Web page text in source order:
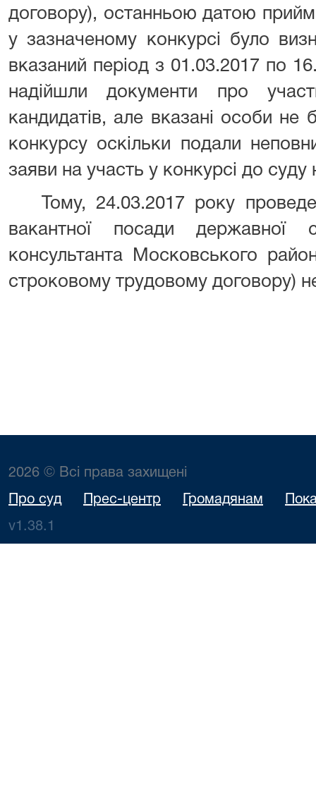
договору), останньою датою
у зазначеному конкурсі було
вказаний період з 01.03.2017 по
надійшли документи про
кандидатів, але вказані особи
конкурсу оскільки подали
заяви на участь у конкурсі до суду
Тому, 24.03.2017 року
вакантної посади державної
консультанта Московського
строковому трудовому договору)
2026 © Всі права захищені
Про суд Прес-центр Громадянам
v1.38.1